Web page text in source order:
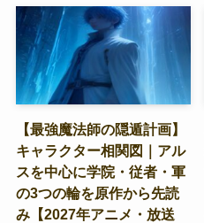
【最強魔法師の隠遁計画】
キャラクター相関図｜アル
スを中心に学院・従者・軍
の3つの輪を原作から先読
み【2027年アニメ・放送